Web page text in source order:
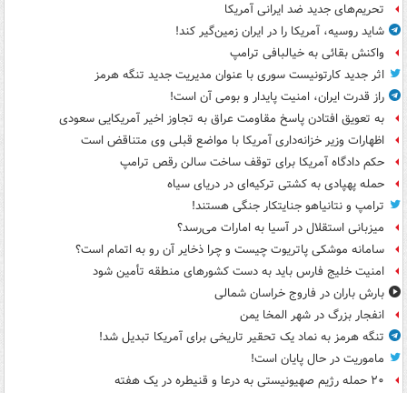
تحریم‌های جدید ضد ایرانی آمریکا
شاید روسیه، آمریکا را در ایران زمین‌گیر کند!
واکنش بقائی به خیالبافی ترامپ
اثر جدید کارتونیست سوری با عنوان مدیریت جدید تنگه هرمز
راز قدرت ایران، امنیت پایدار و بومی آن است!
به تعویق افتادن پاسخ مقاومت عراق به تجاوز اخیر آمریکایی سعودی
اظهارات وزیر خزانه‌داری آمریکا با مواضع قبلی وی متناقض است
حکم دادگاه آمریکا برای توقف ساخت سالن رقص ترامپ
حمله پهپادی به کشتی ترکیه‌ای در دریای سیاه
ترامپ و نتانیاهو جنایتکار جنگی هستند!
میزبانی استقلال در آسیا به امارات می‌رسد؟
سامانه موشکی پاتریوت چیست و چرا ذخایر آن رو به اتمام است؟
امنیت خلیج فارس باید به دست کشورهای منطقه تأمین شود
بارش باران در فاروج خراسان شمالی
انفجار بزرگ در شهر المخا یمن
تنگه هرمز به نماد یک تحقیر تاریخی برای آمریکا تبدیل شد!
ماموریت در حال پایان است!
۲۰ حمله رژیم صهیونیستی به درعا و قنیطره در یک هفته